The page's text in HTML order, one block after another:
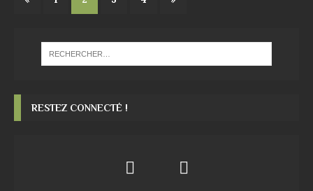
RESTEZ CONNECTÉ !